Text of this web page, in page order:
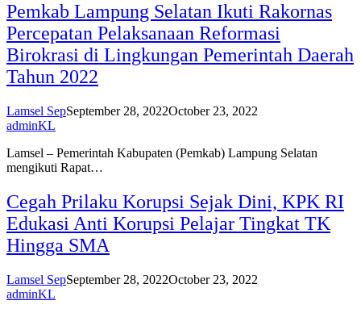
Pemkab Lampung Selatan Ikuti Rakornas
Percepatan Pelaksanaan Reformasi
Birokrasi di Lingkungan Pemerintah Daerah
Tahun 2022
Lamsel SepSeptember 28, 2022October 23, 2022
adminKL
Lamsel – Pemerintah Kabupaten (Pemkab) Lampung Selatan
mengikuti Rapat…
Cegah Prilaku Korupsi Sejak Dini, KPK RI
Edukasi Anti Korupsi Pelajar Tingkat TK
Hingga SMA
Lamsel SepSeptember 28, 2022October 23, 2022
adminKL